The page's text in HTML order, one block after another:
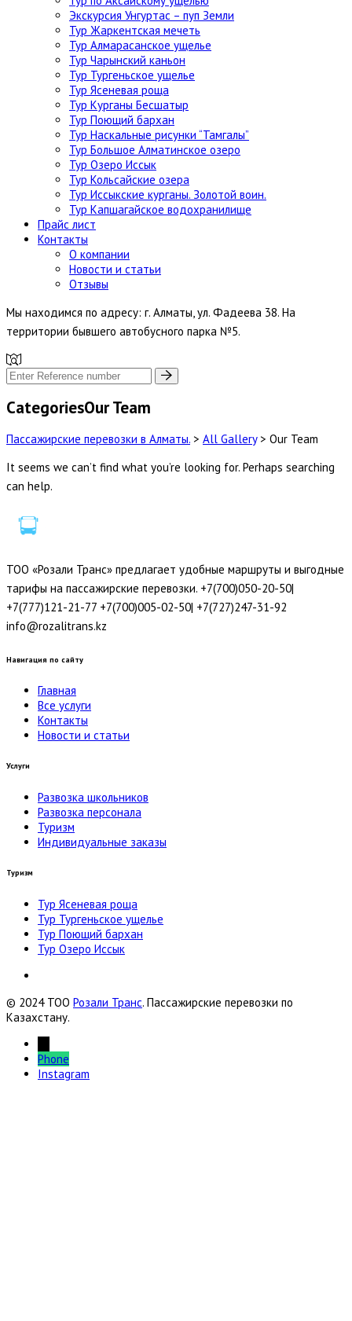
Экскурсия Унгуртас – пуп Земли
Тур Жаркентская мечеть
Тур Алмарасанское ущелье
Тур Чарынский каньон
Тур Тургеньское ущелье
Тур Ясеневая роща
Тур Курганы Бесшатыр
Тур Поющий бархан
Тур Наскальные рисунки “Тамгалы”
Тур Большое Алматинское озеро
Тур Озеро Иссык
Тур Кольсайские озера
Тур Иссыкские курганы. Золотой воин.
Тур Капшагайское водохранилище
Прайс лист
Контакты
О компании
Новости и статьи
Отзывы
Мы находимся по адресу: г. Алматы, ул. Фадеева 38. На
территории бывшего автобусного парка №5.
CategoriesOur Team
Пассажирские перевозки в Алматы. > All Gallery> Our Team
It seems we can’t find what you’re looking for. Perhaps searching
can help.
ТОО «Розали Транс» предлагает удобные маршруты и выгодные
тарифы на пассажирские перевозки. +7(700)050-20-50|
+7(777)121-21-77 +7(700)005-02-50| +7(727)247-31-92
info@rozalitrans.kz
Навигация по сайту
Главная
Все услуги
Контакты
Новости и статьи
Услуги
Развозка школьников
Развозка персонала
Туризм
Индивидуальные заказы
Туризм
Тур Ясеневая роща
Тур Тургеньское ущелье
Тур Поющий бархан
Тур Озеро Иссык
© 2024 ТОО Розали Транс. Пассажирские перевозки по
Казахстану.
Phone
Instagram